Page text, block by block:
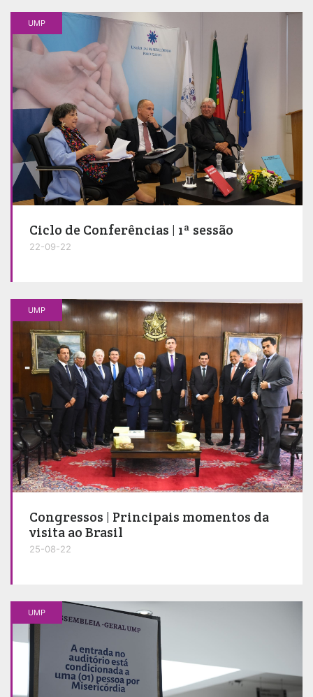
UMP
Ciclo de Conferências | 1ª sessão
22-09-22
UMP
Congressos | Principais momentos da
visita ao Brasil
25-08-22
UMP